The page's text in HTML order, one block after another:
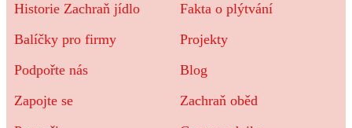
Historie Zachraň jídlo
Balíčky pro firmy
Podpořte nás
Zapojte se
Fakta o plýtvání
Projekty
Blog
Zachraň oběd